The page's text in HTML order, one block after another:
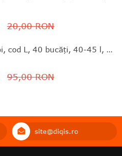
20,00 RON
Saci de gunoi, cod L, 40 bucăţi, 40-45 l, Brabantia - 8710755138645
95,00 RON
site@diqis.ro